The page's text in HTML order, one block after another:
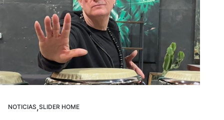
NOTICIAS,SLIDER HOME